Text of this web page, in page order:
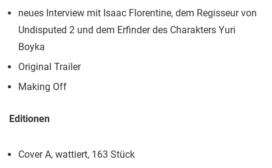
neues Interview mit Isaac Florentine, dem Regisseur von
Undisputed 2 und dem Erfinder des Charakters Yuri
Boyka
Original Trailer
Making Off
Editionen
Cover A, wattiert, 163 Stück